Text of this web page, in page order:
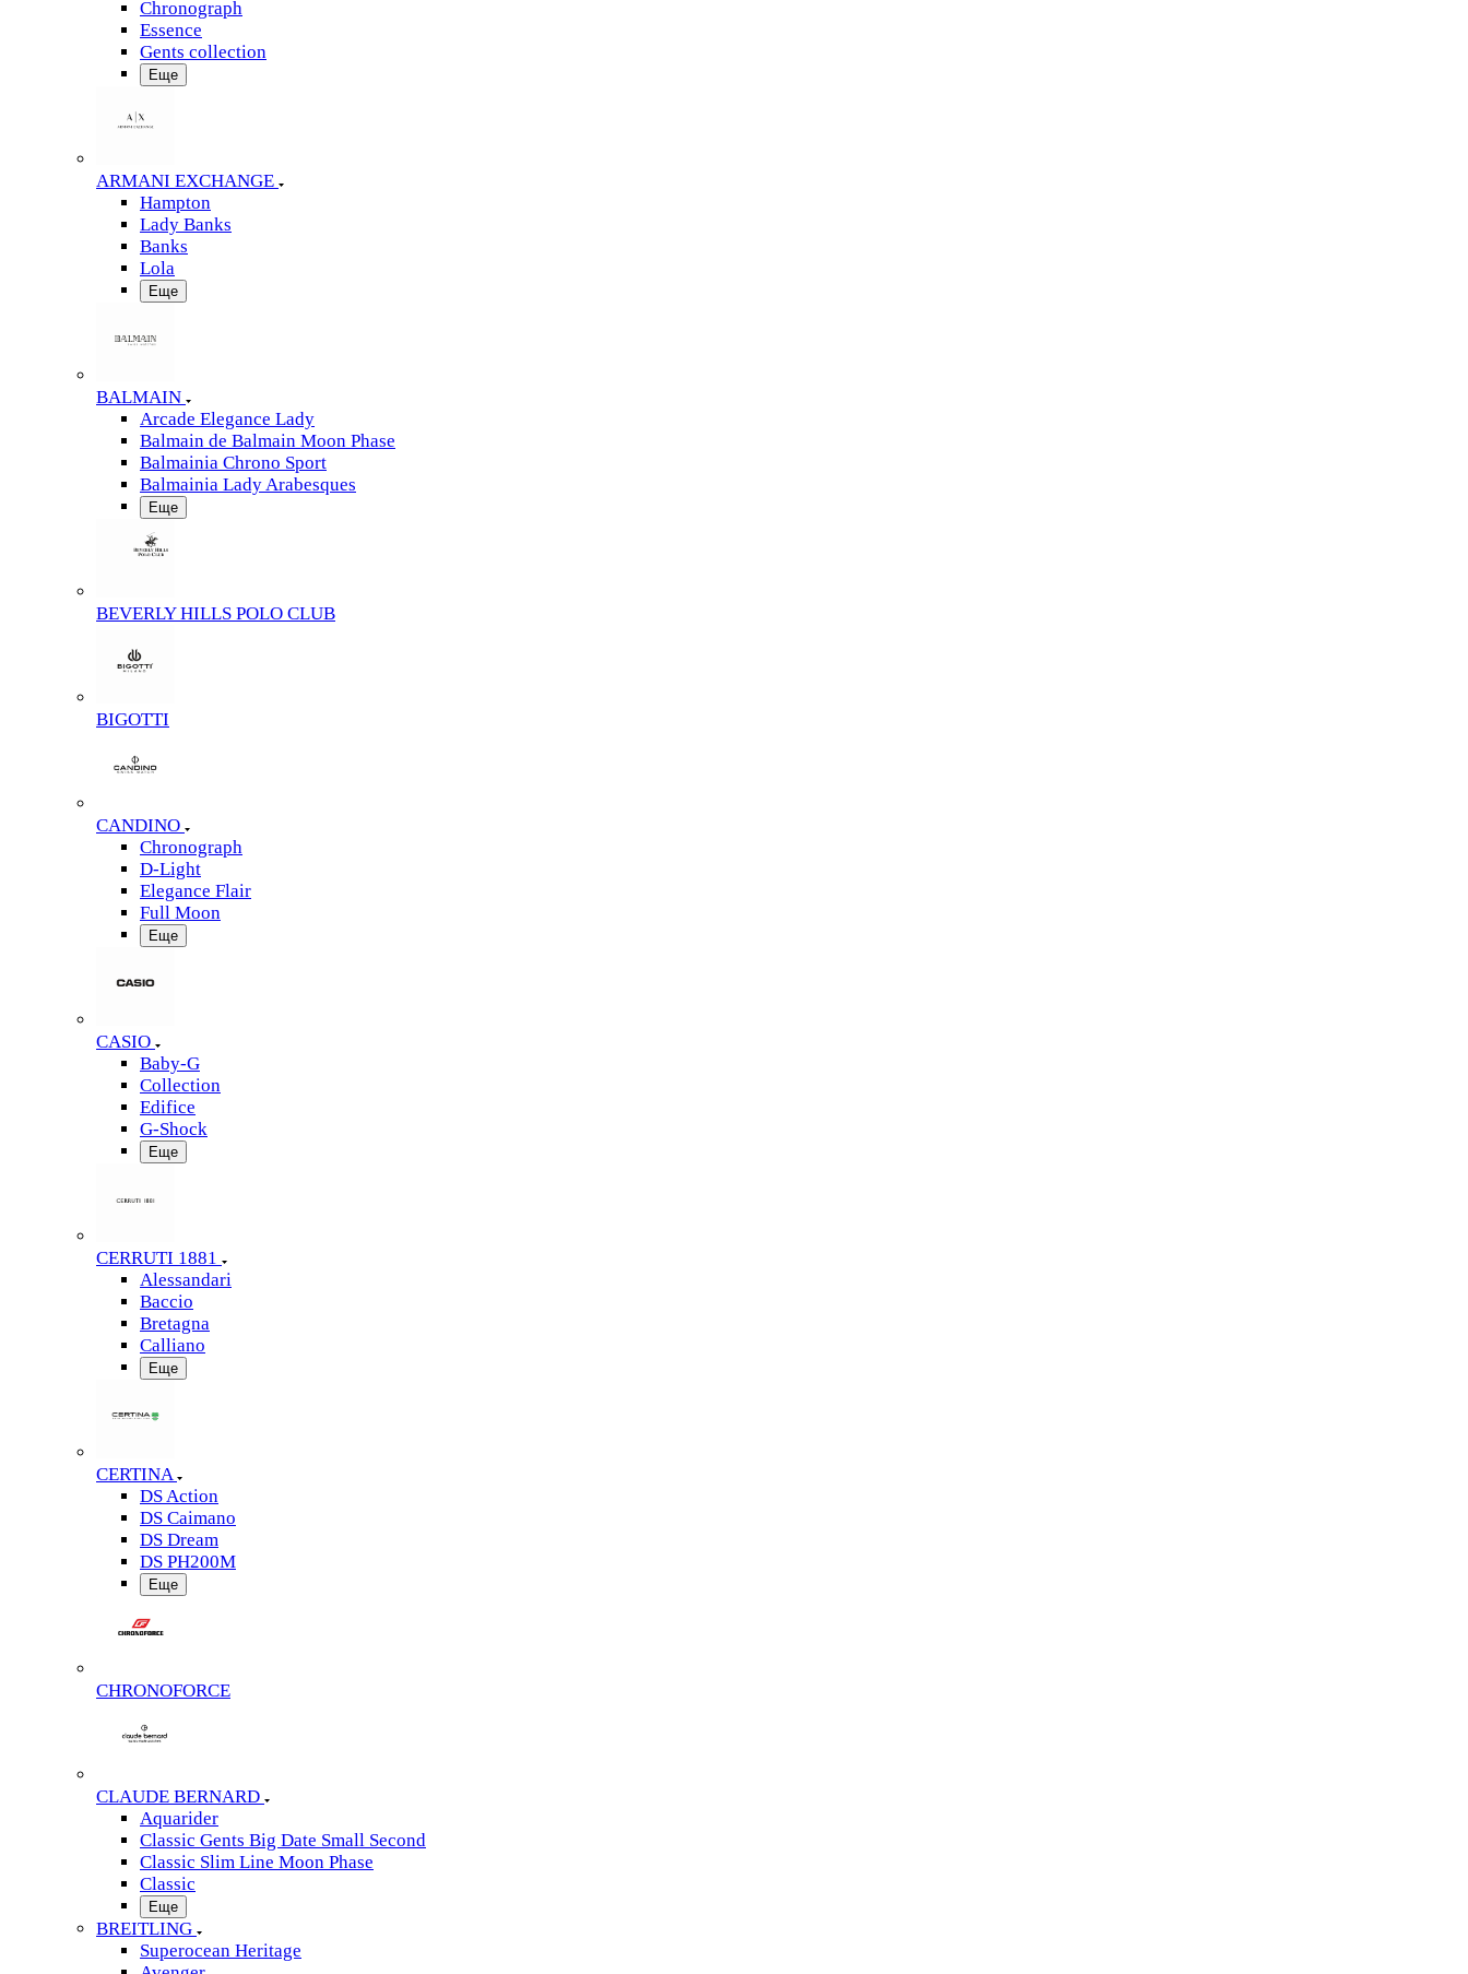
Chronograph
Essence
Gents collection
Еще
ARMANI EXCHANGE
Hampton
Lady Banks
Banks
Lola
Еще
BALMAIN
Arcade Elegance Lady
Balmain de Balmain Moon Phase
Balmainia Chrono Sport
Balmainia Lady Arabesques
Еще
BEVERLY HILLS POLO CLUB
BIGOTTI
CANDINO
Chronograph
D-Light
Elegance Flair
Full Moon
Еще
CASIO
Baby-G
Collection
Edifice
G-Shock
Еще
CERRUTI 1881
Alessandari
Baccio
Bretagna
Calliano
Еще
CERTINA
DS Action
DS Caimano
DS Dream
DS PH200M
Еще
CHRONOFORCE
CLAUDE BERNARD
Aquarider
Classic Gents Big Date Small Second
Classic Slim Line Moon Phase
Classic
Еще
BREITLING
Superocean Heritage